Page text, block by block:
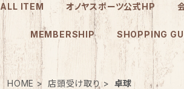
ALL ITEM オノヤスポーツ公式HP
MEMBERSHIP SHOPPING
HOME 店頭受け取り 卓球